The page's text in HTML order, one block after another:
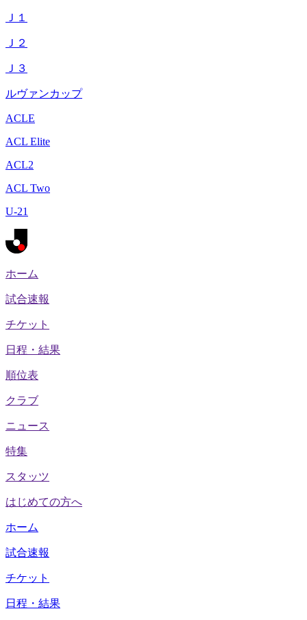
Ｊ１
Ｊ２
Ｊ３
ルヴァンカップ
ACLE
ACL Elite
ACL2
ACL Two
U-21
ホーム
試合速報
チケット
日程・結果
順位表
クラブ
ニュース
特集
スタッツ
はじめての方へ
ホーム
試合速報
チケット
日程・結果